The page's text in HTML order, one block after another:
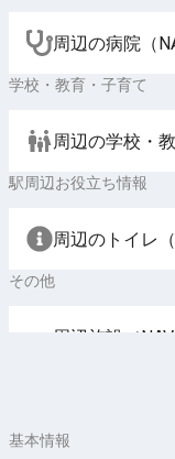
周辺の病院（
学校・教育・子育て
周辺の学校・
駅周辺お役立ち情報
周辺のトイレ（
その他
周辺施設（
基本情報